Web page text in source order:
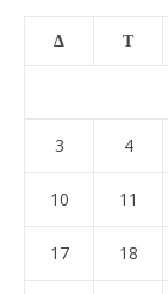
Δ Τ
3 4
10 11
17 18